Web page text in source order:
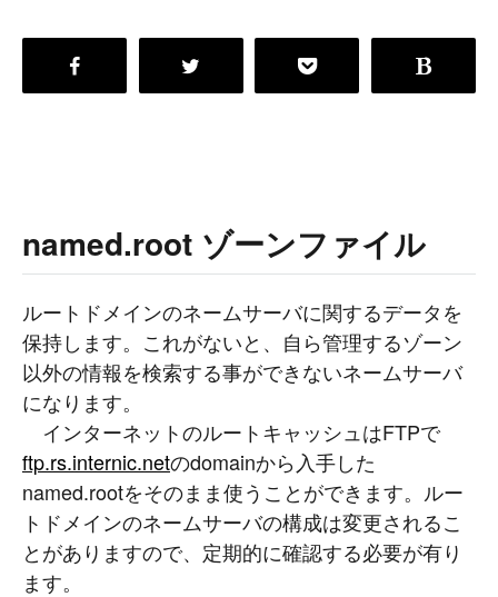
named.root ゾーンファイル
ルートドメインのネームサーバに関するデータを
保持します。これがないと、自ら管理するゾーン
以外の情報を検索する事ができないネームサーバ
になります。
インターネットのルートキャッシュはFTPで
ftp.rs.internic.netのdomainから入手した
named.rootをそのまま使うことができます。ルー
トドメインのネームサーバの構成は変更されるこ
とがありますので、定期的に確認する必要が有り
ます。